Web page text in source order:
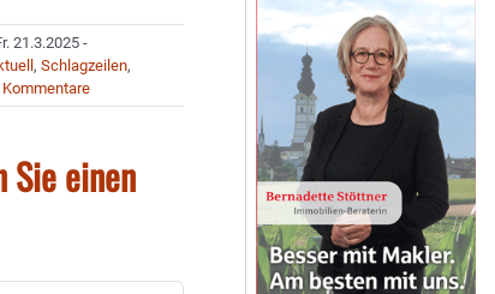
21.3.2025 -
,Schlagzeilen,
Kommentare
Sie einen